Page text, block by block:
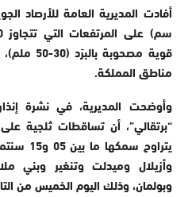
قوية
مناطق المملكة.
وأوضحت المديرية، في نشرة
يتراوح
وأزيلال وميدلت وتنغير وبني
وبولمان، وذلك اليوم الخميس من